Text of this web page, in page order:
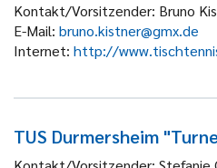
Kontakt/Vorsitzender: Bruno
E-Mail: bruno.kistner@gmx.de
Internet: http://
TUS Durmersheim